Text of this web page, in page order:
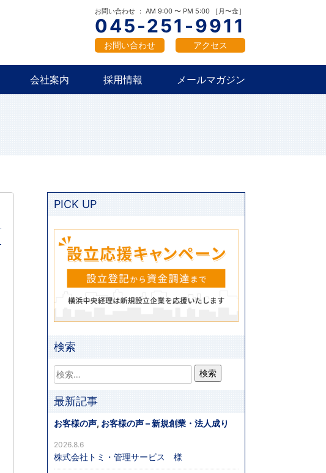
お問い合わせ ： AM 9:00 〜 PM 5:00 ［月〜金］
045-251-9911
お問い合わせ アクセス
会社案内 採用情報 メールマガジン
PICK UP
検索
最新記事
お客様の声, お客様の声 – 新規創業・法人成り
株式会社トミ・管理サービス 様
2026.8.6
新卒採用
中途採用